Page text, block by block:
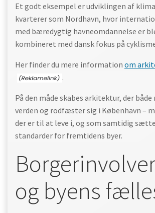
Et godt eksempel er udviklingen af
kvarterer som Nordhavn, hvor
med bæredygtig havneomdannelse er
kombineret med dansk fokus på
Her finder du mere information om
.
På den måde skabes arkitektur, der
verden og rodfæster sig i København –
der er til at leve i, og som samtidig
standarder for fremtidens byer.
og byens